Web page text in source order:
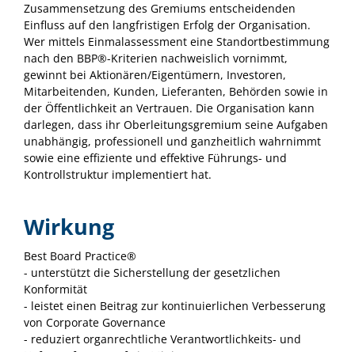
Zusammensetzung des Gremiums entscheidenden
Einfluss auf den langfristigen Erfolg der Organisation.
Wer mittels Einmalassessment eine Standortbestimmung
nach den BBP®-Kriterien nachweislich vornimmt,
gewinnt bei Aktionären/Eigentümern, Investoren,
Mitarbeitenden, Kunden, Lieferanten, Behörden sowie in
der Öffentlichkeit an Vertrauen. Die Organisation kann
darlegen, dass ihr Oberleitungsgremium seine Aufgaben
unabhängig, professionell und ganzheitlich wahrnimmt
sowie eine effiziente und effektive Führungs- und
Kontrollstruktur implementiert hat.
Wirkung
Best Board Practice®
- unterstützt die Sicherstellung der gesetzlichen
Konformität
- leistet einen Beitrag zur kontinuierlichen Verbesserung
von Corporate Governance
- reduziert organrechtliche Verantwortlichkeits- und